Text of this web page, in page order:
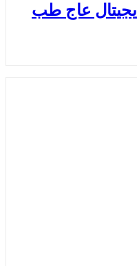
دیجیتال عاج طب